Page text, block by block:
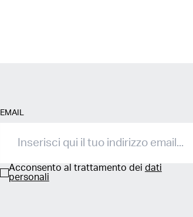
EMAIL
Acconsento al trattamento dei dati
personali